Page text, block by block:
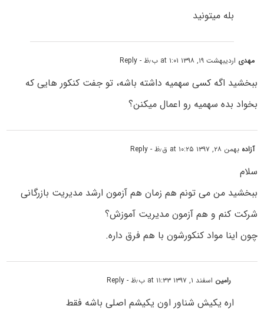
بله میتونید
مهدی اردیبهشت ۱۹, ۱۳۹۸ at ۱:۰۱ ب٫ظ - Reply
ببخشید اگه کسی سهمیه داشته باشه، تو جفت کنکور هایی که
بخواد بده سهمیه رو اعمال میکنن؟
آزاده بهمن ۲۸, ۱۳۹۷ at ۱۰:۲۵ ق٫ظ - Reply
سلام
ببخشید من می تونم هم زمان هم آزمون ارشد مدیریت بازرگانی
شرکت کنم و هم آزمون مدیریت آموزش؟
چون اینا مواد کنکورشون با هم فرق داره.
رامین اسفند ۱, ۱۳۹۷ at ۱۱:۳۳ ب٫ظ - Reply
اره یکیش شناور اون یکیشم اصلی باشه فقط